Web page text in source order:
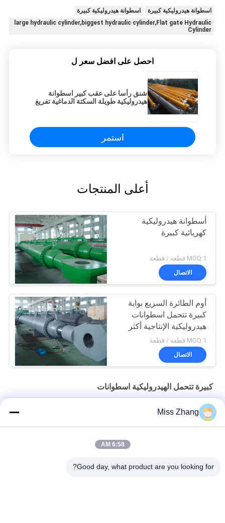
اسطوانة هيدروليكية كبيرة
اسطوانة هيدروليكية كبيرة
large hydraulic cylinder,biggest hydraulic cylinder,Flat gate Hydraulic
Cylinder
احصل على افضل سعر ل
شنق رأسا على عقب كبير اسطوانة
هيدروليكية طويلة السكتة الدماغية تفريغ
استمر
أعلى المنتجات
أسطوانة هيدروليكية
كهربائية كبيرة
MOQ:1 قطعة / قطعة
الاتصال
أوم الطائرة السريع بوابة
كبيرة تتحمل اسطوانات
هيدروليكية الإنتاجية أكثر
من 2000 طن
MOQ:1 قطعة / قطعة
الاتصال
كبيرة تتحمل الهيدروليكية اسطوانات
البناء كبيرة تتحمل الهيدروليكية اسطوانات مع استشعار النزوح
الثقيلة تتحمل كبيرة الهيدروليكية تفريغ اسطوانة للنقل / معدات الطاقة
متعددة الوظائف كبيرة تتحمل الهيدروليكية اسطوانات الإنتاجية الطائرة
Miss Zhang
6:58 AM
Good day, what product are you looking for?